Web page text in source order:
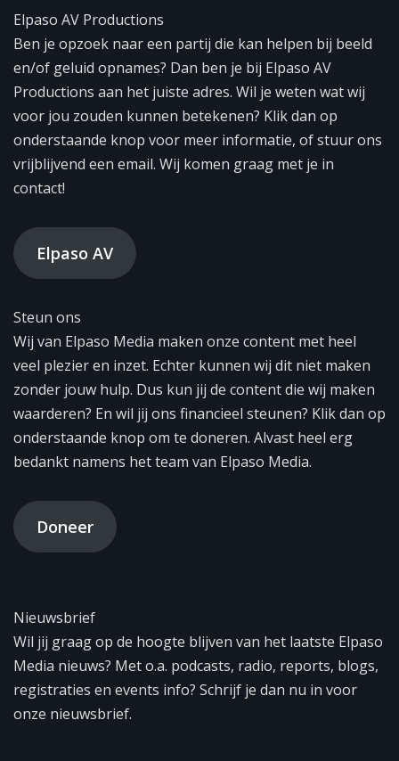
Elpaso AV Productions
Ben je opzoek naar een partij die kan helpen bij beeld
en/of geluid opnames? Dan ben je bij Elpaso AV
Productions aan het juiste adres. Wil je weten wat wij
voor jou zouden kunnen betekenen? Klik dan op
onderstaande knop voor meer informatie, of stuur ons
vrijblijvend een email. Wij komen graag met je in
contact!
Elpaso AV
Steun ons
Wij van Elpaso Media maken onze content met heel
veel plezier en inzet. Echter kunnen wij dit niet maken
zonder jouw hulp. Dus kun jij de content die wij maken
waarderen? En wil jij ons financieel steunen? Klik dan op
onderstaande knop om te doneren. Alvast heel erg
bedankt namens het team van Elpaso Media.
Doneer
Nieuwsbrief
Wil jij graag op de hoogte blijven van het laatste Elpaso
Media nieuws? Met o.a. podcasts, radio, reports, blogs,
registraties en events info? Schrijf je dan nu in voor
onze nieuwsbrief.